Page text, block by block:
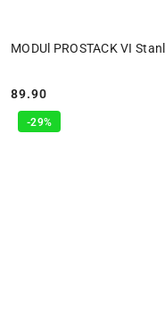
MODUl PROSTACK VI
Cena:
89.90
-29%